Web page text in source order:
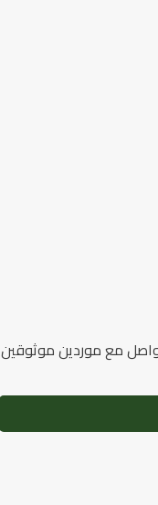
مع موردين موثوقين